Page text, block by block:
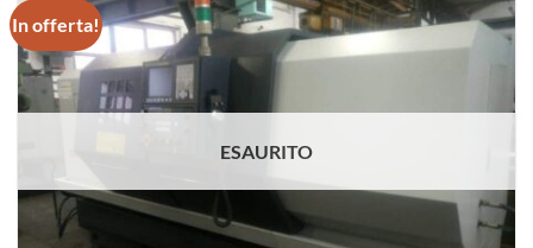
In offerta!
ESAURITO